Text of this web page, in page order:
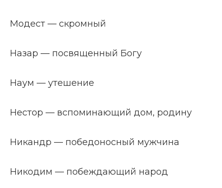
Модест — скромный
Назар — посвященный Богу
Наум — утешение
Нестор — вспоминающий дом, родину
Никандр — победоносный мужчина
Никодим — побеждающий народ